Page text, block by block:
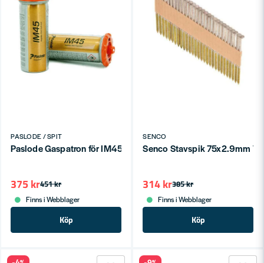
PASLODE / SPIT
Paslode Gaspatron för IM45 (2-P)
451 kr
375 kr
Finns i Webblager
Köp
SENCO
Senco Stavspik 75x2.9mm
385 kr
314 kr
Finns i Webblager
Köp